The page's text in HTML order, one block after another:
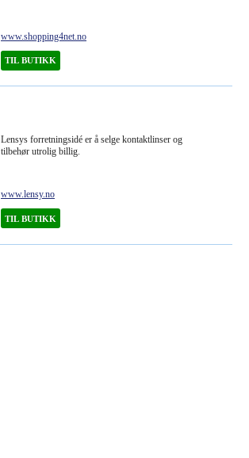
www.shopping4net.no
TIL BUTIKK
Lensys forretningsidé er å selge kontaktlinser og
tilbehør utrolig billig.
www.lensy.no
TIL BUTIKK